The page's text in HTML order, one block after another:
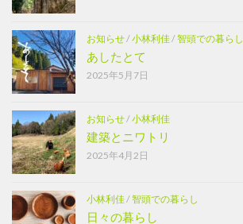
お知らせ/小林利佳/智頭での暮らし
あしたとて
2025年5月7日
お知らせ/小林利佳
建築とニワトリ
2025年4月2日
小林利佳/智頭での暮らし
日々の暮らし